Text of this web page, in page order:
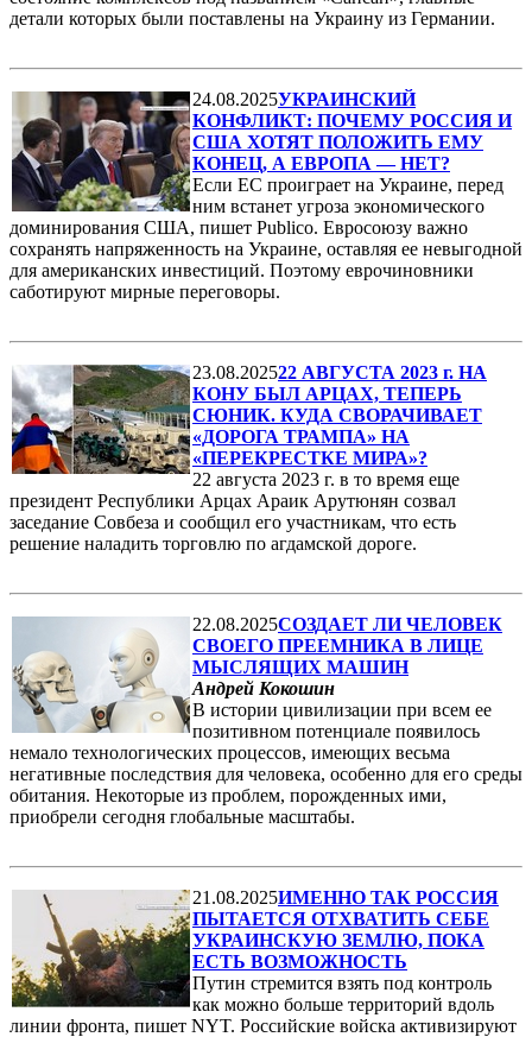
детали которых были поставлены на Украину из Германии.
24.08.2025УКРАИНСКИЙ
КОНФЛИКТ: ПОЧЕМУ РОССИЯ И
США ХОТЯТ ПОЛОЖИТЬ ЕМУ
КОНЕЦ, А ЕВРОПА — НЕТ?
Если ЕС проиграет на Украине, перед
ним встанет угроза экономического
доминирования США, пишет Publico. Евросоюзу важно
сохранять напряженность на Украине, оставляя ее невыгодной
для американских инвестиций. Поэтому еврочиновники
саботируют мирные переговоры.
23.08.202522 АВГУСТА 2023 г. НА
КОНУ БЫЛ АРЦАХ, ТЕПЕРЬ
СЮНИК. КУДА СВОРАЧИВАЕТ
«ДОРОГА ТРАМПА» НА
«ПЕРЕКРЕСТКЕ МИРА»?
22 августа 2023 г. в то время еще
президент Республики Арцах Араик Арутюнян созвал
заседание Совбеза и сообщил его участникам, что есть
решение наладить торговлю по агдамской дороге.
22.08.2025СОЗДАЕТ ЛИ ЧЕЛОВЕК
СВОЕГО ПРЕЕМНИКА В ЛИЦЕ
МЫСЛЯЩИХ МАШИН
Андрей Кокошин
В истории цивилизации при всем ее
позитивном потенциале появилось
немало технологических процессов, имеющих весьма
негативные последствия для человека, особенно для его среды
обитания. Некоторые из проблем, порожденных ими,
приобрели сегодня глобальные масштабы.
21.08.2025ИМЕННО ТАК РОССИЯ
ПЫТАЕТСЯ ОТХВАТИТЬ СЕБЕ
УКРАИНСКУЮ ЗЕМЛЮ, ПОКА
ЕСТЬ ВОЗМОЖНОСТЬ
Путин стремится взять под контроль
как можно больше территорий вдоль
линии фронта, пишет NYT. Российские войска активизируют